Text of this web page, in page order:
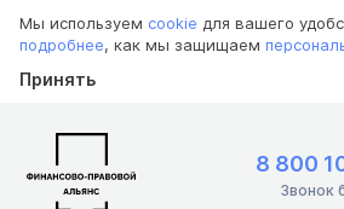
Мы используем cookie для вашего
подробнее, как мы защищаем
Принять
8 800
Звонок